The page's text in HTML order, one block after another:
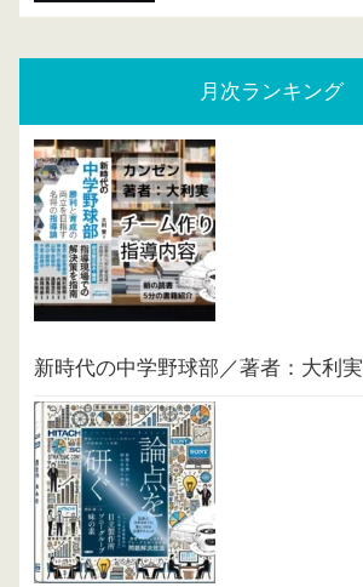
月次ランキング
新時代の中学野球部／著者：大利実